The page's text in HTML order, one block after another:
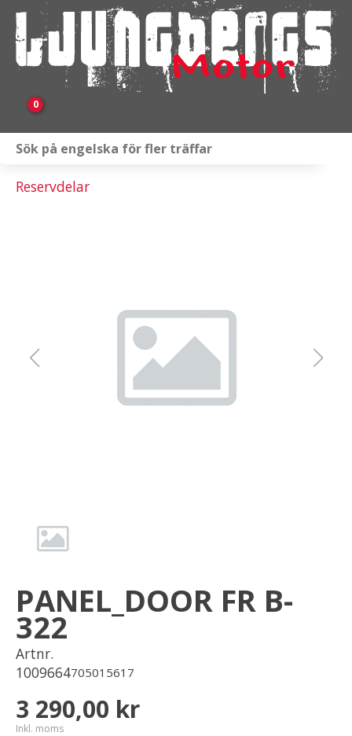
0
Släpvagnar & Skylift
Reservdelar
PANEL_DOOR FR B-
322
Artnr.
1009664705015617
3 290,00 kr
Inkl. moms